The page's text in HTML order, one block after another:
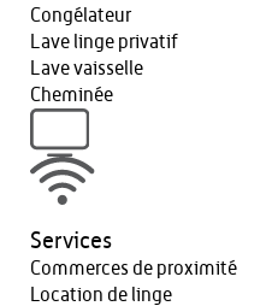
Congélateur
Lave linge privatif
Lave vaisselle
Cheminée
Services
Commerces de proximité
Location de linge